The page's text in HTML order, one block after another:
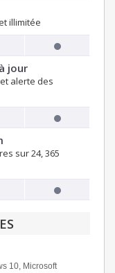
illimitée
jour
alerte des
sur 24, 365
10, Microsoft